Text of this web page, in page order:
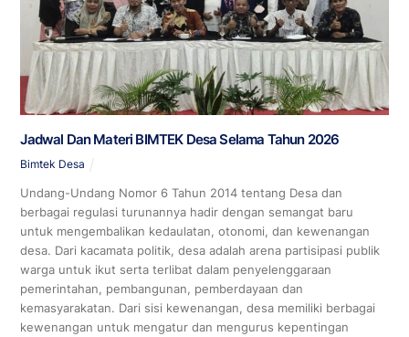
Jadwal Dan Materi BIMTEK Desa Selama Tahun 2026
Bimtek Desa
Undang-Undang Nomor 6 Tahun 2014 tentang Desa dan
berbagai regulasi turunannya hadir dengan semangat baru
untuk mengembalikan kedaulatan, otonomi, dan kewenangan
desa. Dari kacamata politik, desa adalah arena partisipasi publik
warga untuk ikut serta terlibat dalam penyelenggaraan
pemerintahan, pembangunan, pemberdayaan dan
kemasyarakatan. Dari sisi kewenangan, desa memiliki berbagai
kewenangan untuk mengatur dan mengurus kepentingan